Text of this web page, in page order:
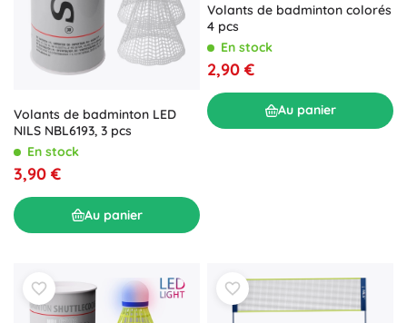
Volants de badminton LED
NILS NBL6193, 3 pcs
En stock
3,90 €
Au panier
Volants de badminton colorés
4 pcs
En stock
2,90 €
Au panier